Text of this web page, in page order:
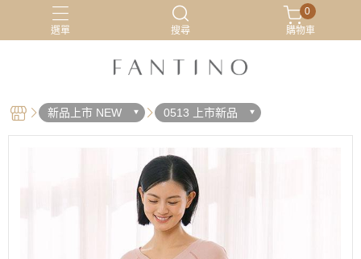
選單 搜尋
居家服 最新活動 有機棉 睡衣
0
購物車
新品上市 NEW 0513 上市新品